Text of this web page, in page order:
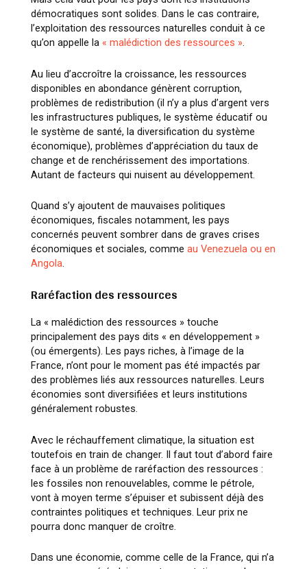
démocratiques sont solides. Dans le cas contraire,
l’exploitation des ressources naturelles conduit à ce
qu’on appelle la « malédiction des ressources ».
Au lieu d’accroître la croissance, les ressources
disponibles en abondance génèrent corruption,
problèmes de redistribution (il n’y a plus d’argent vers
les infrastructures publiques, le système éducatif ou
le système de santé, la diversification du système
économique), problèmes d’appréciation du taux de
change et de renchérissement des importations.
Autant de facteurs qui nuisent au développement.
Quand s’y ajoutent de mauvaises politiques
économiques, fiscales notamment, les pays
concernés peuvent sombrer dans de graves crises
économiques et sociales, comme au Venezuela ou en
Angola.
Raréfaction des ressources
La « malédiction des ressources » touche
principalement des pays dits « en développement »
(ou émergents). Les pays riches, à l’image de la
France, n’ont pour le moment pas été impactés par
des problèmes liés aux ressources naturelles. Leurs
économies sont diversifiées et leurs institutions
généralement robustes.
Avec le réchauffement climatique, la situation est
toutefois en train de changer. Il faut tout d’abord faire
face à un problème de raréfaction des ressources :
les fossiles non renouvelables, comme le pétrole,
vont à moyen terme s’épuiser et subissent déjà des
contraintes politiques et techniques. Leur prix ne
pourra donc manquer de croître.
Dans une économie, comme celle de la France, qui n’a